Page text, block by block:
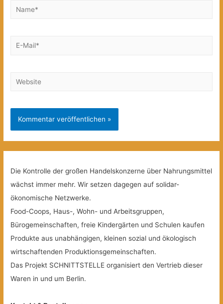
Name*
E-
Website
Die Kontrolle der großen Handelskonzerne über Nahrungsmittel
wächst immer mehr. Wir setzen dagegen auf solidar-
ökonomische Netzwerke.
Food-Coops, Haus-, Wohn- und Arbeitsgruppen,
Bürogemeinschaften, freie Kindergärten und Schulen kaufen
Produkte aus unabhängigen, kleinen sozial und ökologisch
wirtschaftenden Produktionsgemeinschaften.
Das Projekt SCHNITTSTELLE organisiert den Vertrieb dieser
Waren in und um Berlin.